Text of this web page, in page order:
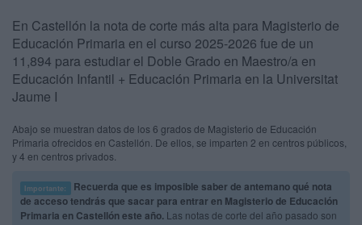
En Castellón la nota de corte más alta para Magisterio de
Educación Primaria en el curso 2025-2026 fue de un
11,894 para estudiar el Doble Grado en Maestro/a en
Educación Infantil + Educación Primaria en la Universitat
Jaume I
Abajo se muestran datos de los 6 grados de Magisterio de Educación
Primaria ofrecidos en Castellón. De ellos, se imparten 2 en centros públicos,
y 4 en centros privados.
Importante:
Recuerda que es imposible saber de antemano qué nota
de acceso tendrás que sacar para entrar en Magisterio de Educación
Primaria en Castellón este año. Las notas de corte del año pasado son